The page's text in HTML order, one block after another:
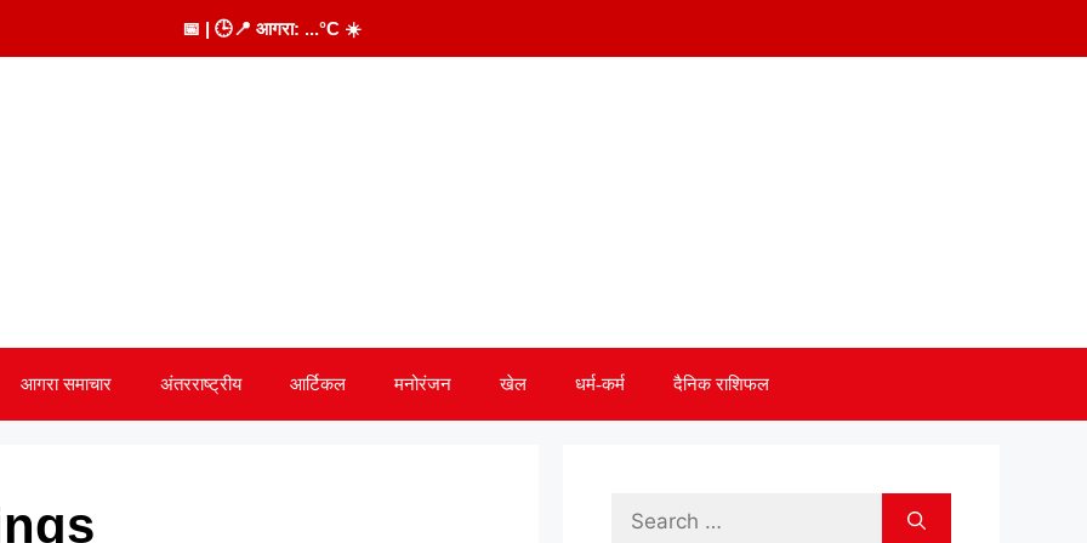
📅 | 🕒📍 आगरा: ...°C ☀️
आगरा समाचार अंतरराष्ट्रीय आर्टिकल मनोरंजन खेल धर्म-कर्म दैनिक राशिफल
Search